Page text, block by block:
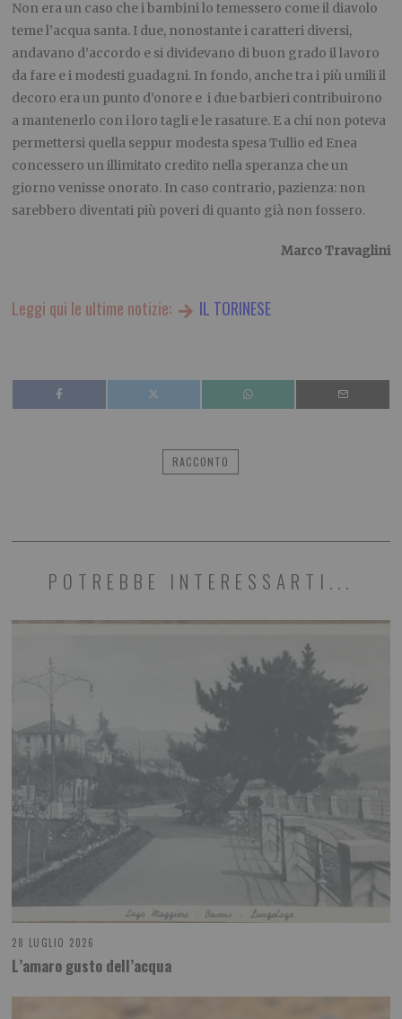
Non era un caso che i bambini lo temessero come il diavolo
teme l’acqua santa. I due, nonostante i caratteri diversi,
andavano d’accordo e si dividevano di buon grado il lavoro
da fare e i modesti guadagni. In fondo, anche tra i più umili il
decoro era un punto d’onore e i due barbieri contribuirono
a mantenerlo con i loro tagli e le rasature. E a chi non poteva
permettersi quella seppur modesta spesa Tullio ed Enea
concessero un illimitato credito nella speranza che un
giorno venisse onorato. In caso contrario, pazienza: non
sarebbero diventati più poveri di quanto già non fossero.
Marco Travaglini
Leggi qui le ultime notizie: IL TORINESE
RACCONTO
POTREBBE INTERESSARTI...
28 LUGLIO 2026
L’amaro gusto dell’acqua